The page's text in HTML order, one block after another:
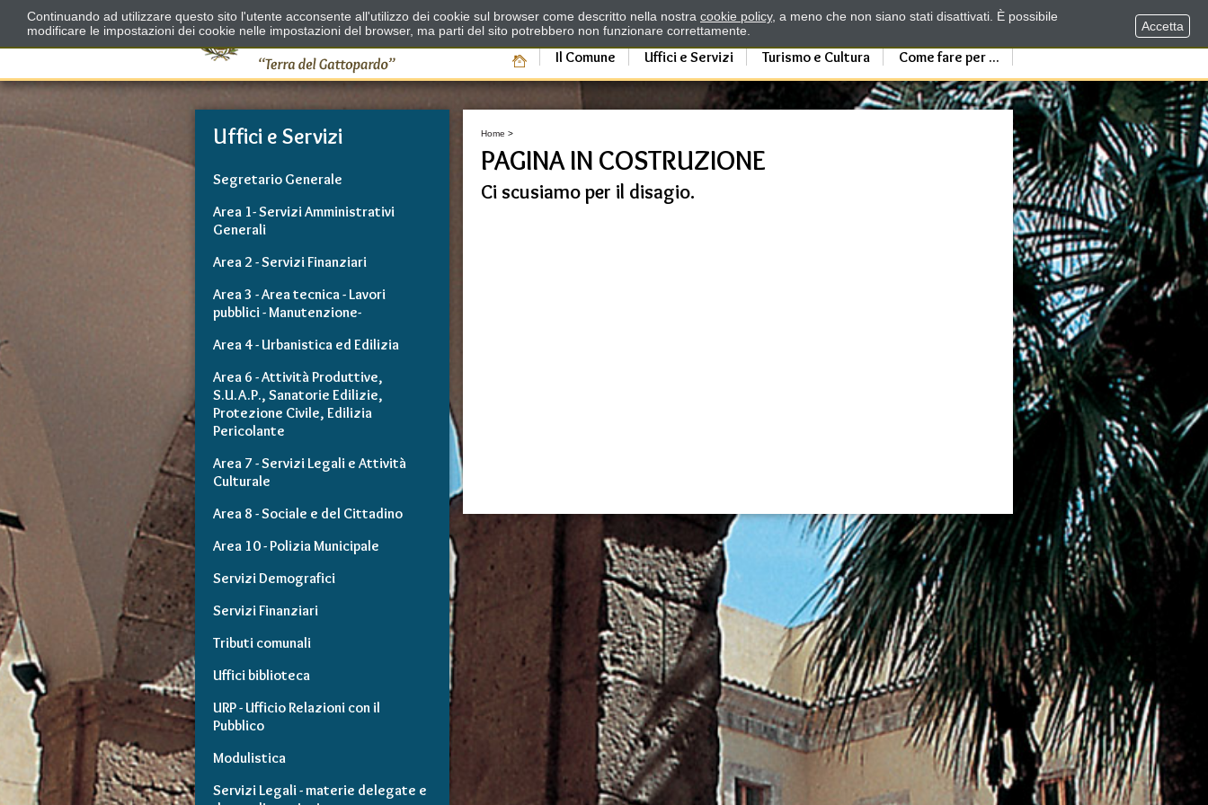
Il Comune Uffici e Servizi Turismo e Cultura Come fare per ...
Uffici e Servizi
Segretario Generale
Area 1- Servizi Amministrativi
Generali
Area 2 - Servizi Finanziari
Area 3 - Area tecnica - Lavori
pubblici - Manutenzione-
Area 4 - Urbanistica ed Edilizia
Area 6 - Attività Produttive,
S.U.A.P., Sanatorie Edilizie,
Protezione Civile, Edilizia
Pericolante
Area 7 - Servizi Legali e Attività
Culturale
Area 8 - Sociale e del Cittadino
Area 10 - Polizia Municipale
Servizi Demografici
Servizi Finanziari
Tributi comunali
Uffici biblioteca
URP - Ufficio Relazioni con il
Pubblico
Modulistica
Servizi Legali - materie delegate e
Home >
PAGINA IN COSTRUZIONE
Ci scusiamo per il disagio.
Continuando ad utilizzare questo sito l'utente acconsente all'utilizzo dei cookie sul browser come descritto nella nostra cookie policy, a meno che non siano stati disattivati. È possibile
modificare le impostazioni dei cookie nelle impostazioni del browser, ma parti del sito potrebbero non funzionare correttamente.
Accetta